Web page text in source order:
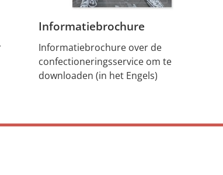
Informatiebrochure
Informatiebrochure over de
confectioneringsservice om te
downloaden (in het Engels)